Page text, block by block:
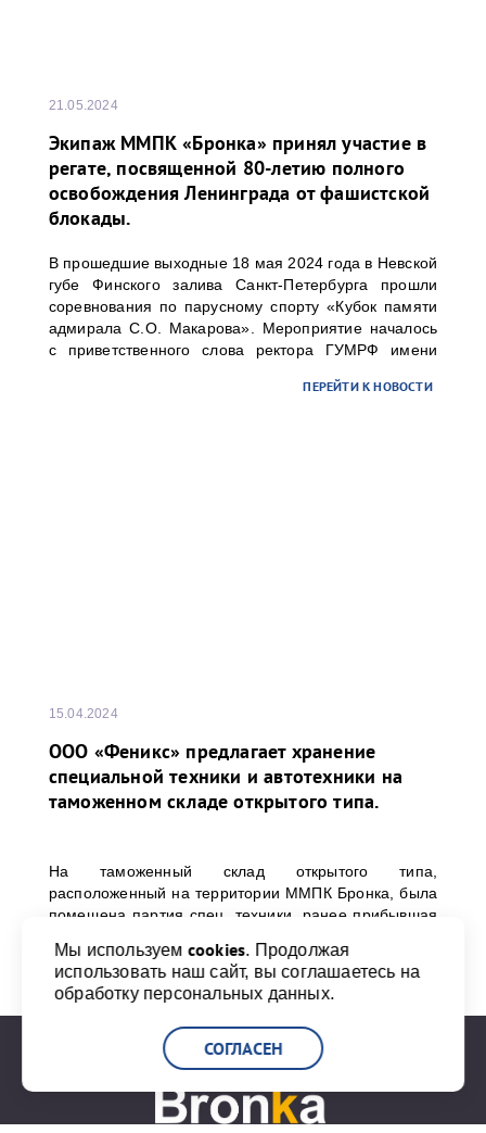
21.05.2024
Экипаж ММПК «Бронка» принял участие в
регате, посвященной 80-летию полного
освобождения Ленинграда от фашистской
блокады.
В прошедшие выходные 18 мая 2024 года в Невской
губе Финского залива Санкт-Петербурга прошли
соревнования по парусному спорту «Кубок памяти
адмирала С.О. Макарова». Мероприятие началось
с приветственного слова ректора ГУМРФ имени
Олеговича. Торжественное открытие
ПЕРЕЙТИ К НОВОСТИ
15.04.2024
ООО «Феникс» предлагает хранение
специальной техники и автотехники на
таможенном складе открытого типа.
На таможенный склад открытого типа,
расположенный на территории ММПК Бронка, была
помещена партия спец. техники, ранее прибывшая
ПЕРЕЙТИ К НОВОСТИ
Мы используем cookies. Продолжая
использовать наш сайт, вы соглашаетесь на
обработку персональных данных.
СОГЛАСЕН